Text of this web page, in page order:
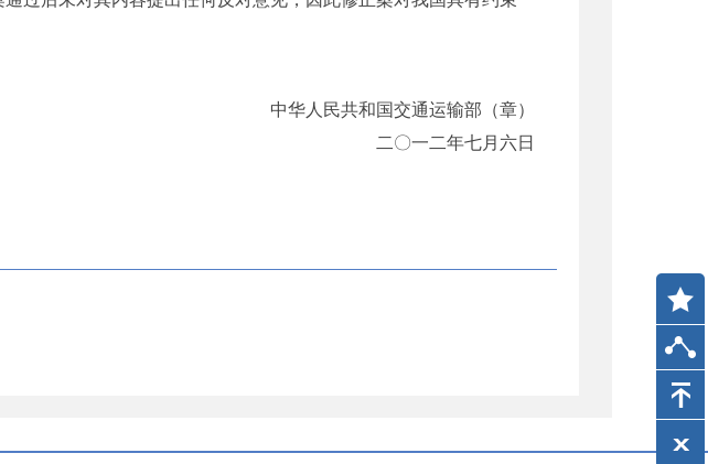
中华人民共和国交通运输部（章）
二〇一二年七月六日